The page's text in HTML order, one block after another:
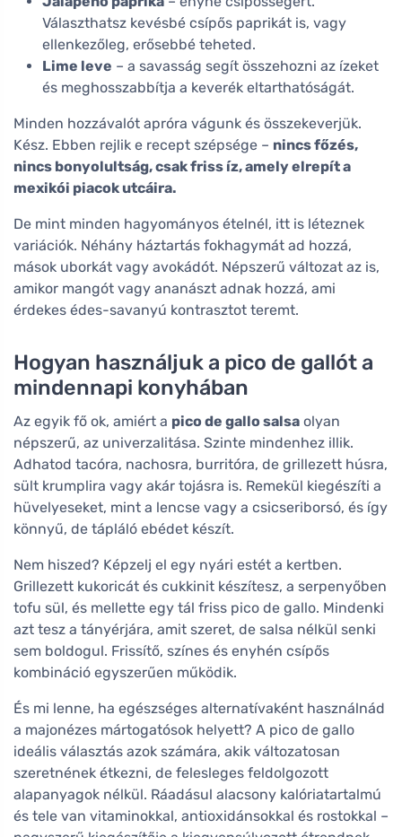
Választhatsz kevésbé csípős paprikát is, vagy
ellenkezőleg, erősebbé teheted.
Lime leve – a savasság segít összehozni az ízeket
és meghosszabbítja a keverék eltarthatóságát.
Minden hozzávalót apróra vágunk és összekeverjük.
Kész. Ebben rejlik e recept szépsége – nincs főzés,
nincs bonyolultság, csak friss íz, amely elrepít a
mexikói piacok utcáira.
De mint minden hagyományos ételnél, itt is léteznek
variációk. Néhány háztartás fokhagymát ad hozzá,
mások uborkát vagy avokádót. Népszerű változat az is,
amikor mangót vagy ananászt adnak hozzá, ami
érdekes édes-savanyú kontrasztot teremt.
Hogyan használjuk a pico de gallót a
mindennapi konyhában
Az egyik fő ok, amiért a pico de gallo salsa olyan
népszerű, az univerzalitása. Szinte mindenhez illik.
Adhatod tacóra, nachosra, burritóra, de grillezett húsra,
sült krumplira vagy akár tojásra is. Remekül kiegészíti a
hüvelyeseket, mint a lencse vagy a csicseriborsó, és így
könnyű, de tápláló ebédet készít.
Nem hiszed? Képzelj el egy nyári estét a kertben.
Grillezett kukoricát és cukkinit készítesz, a serpenyőben
tofu sül, és mellette egy tál friss pico de gallo. Mindenki
azt tesz a tányérjára, amit szeret, de salsa nélkül senki
sem boldogul. Frissítő, színes és enyhén csípős
kombináció egyszerűen működik.
És mi lenne, ha egészséges alternatívaként használnád
a majonézes mártogatósok helyett? A pico de gallo
ideális választás azok számára, akik változatosan
szeretnének étkezni, de felesleges feldolgozott
alapanyagok nélkül. Ráadásul alacsony kalóriatartalmú
és tele van vitaminokkal, antioxidánsokkal és rostokkal –